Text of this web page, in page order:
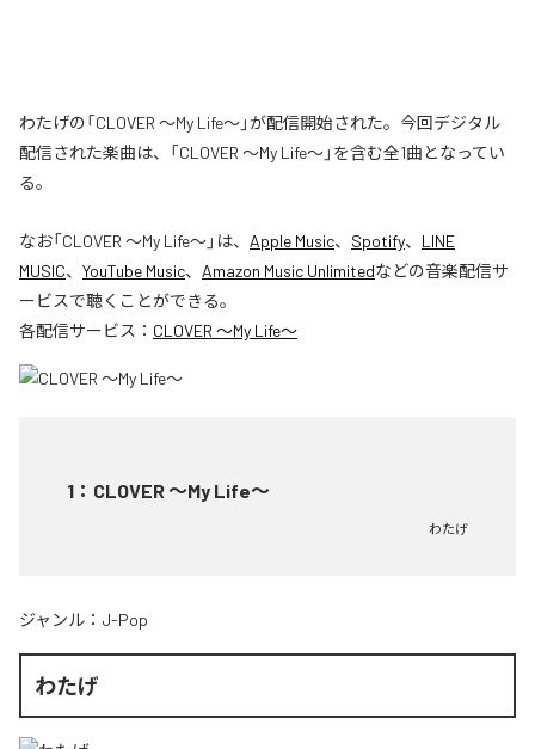
わたげの「CLOVER ～My Life～」が配信開始された。今回デジタル
配信された楽曲は、「CLOVER ～My Life～」を含む全1曲となってい
る。
なお「CLOVER ～My Life～」は、 Apple Music、 Spotify、 LINE
MUSIC、 YouTube Music、 Amazon Music Unlimitedなどの音楽配信サ
ービスで聴くことができる。
各配信サービス： CLOVER ～My Life～
1 ： CLOVER ～My Life～
わたげ
ジャンル： J-Pop
わたげ